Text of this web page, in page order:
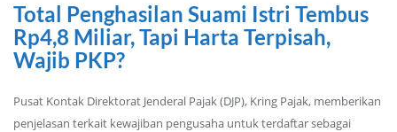
Total Penghasilan Suami Istri Tembus
Rp4,8 Miliar, Tapi Harta Terpisah,
Wajib PKP?
Pusat Kontak Direktorat Jenderal Pajak (DJP), Kring Pajak, memberikan
penjelasan terkait kewajiban pengusaha untuk terdaftar sebagai